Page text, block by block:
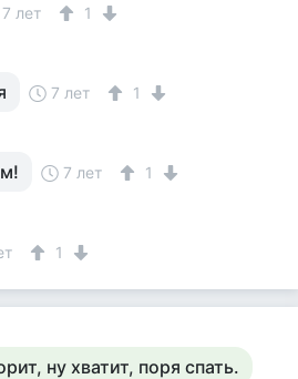
7 лет 1
7 лет 1
7 лет 1
1
ну хватит, поря спать.